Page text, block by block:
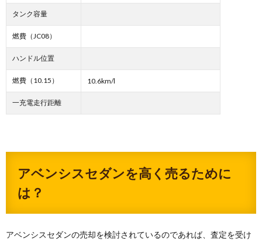
タンク容量
燃費（JC08）
ハンドル位置
燃費（10.15） 10.6km/l
一充電走行距離
アベンシスセダンを高く売るために
は？
アベンシスセダンの売却を検討されているのであれば、査定を受け